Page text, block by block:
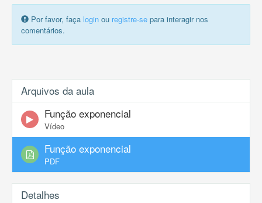
Por favor, faça login ou registre-se para interagir nos
comentários.
Arquivos da aula
Função exponencial
Vídeo
Função exponencial
PDF
Detalhes